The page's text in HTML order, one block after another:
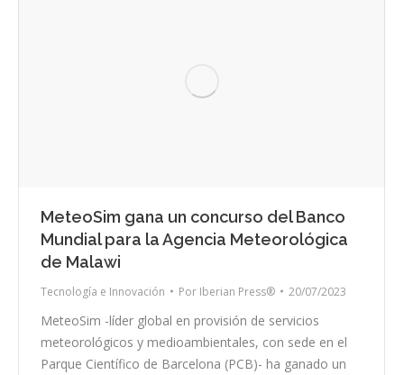
MeteoSim gana un concurso del Banco
Mundial para la Agencia Meteorológica
de Malawi
Tecnología e Innovación Por Iberian Press® 20/07/2023
MeteoSim -líder global en provisión de servicios
meteorológicos y medioambientales, con sede en el
Parque Científico de Barcelona (PCB)- ha ganado un